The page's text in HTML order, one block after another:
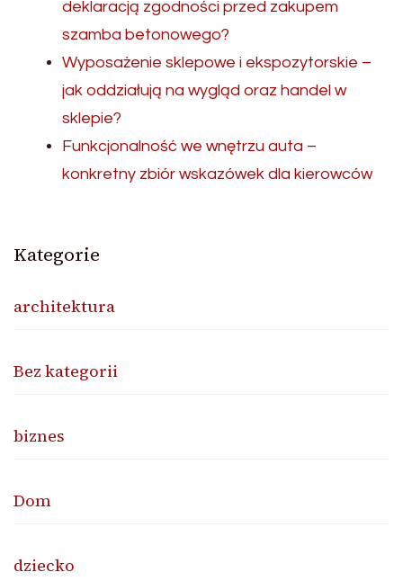
deklaracją zgodności przed zakupem
szamba betonowego?
Wyposażenie sklepowe i ekspozytorskie –
jak oddziałują na wygląd oraz handel w
sklepie?
Funkcjonalność we wnętrzu auta –
konkretny zbiór wskazówek dla kierowców
Kategorie
architektura
Bez kategorii
biznes
Dom
dziecko